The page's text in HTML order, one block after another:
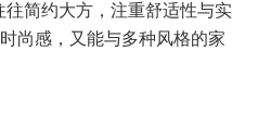
往简约大方，注重舒适性与实
尚感，又能与多种风格的家